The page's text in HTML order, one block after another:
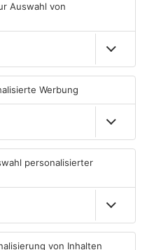
Schwerer Unfall zwischen
Langenselbolder Dreieck und
Hanauer Kreuz
KINZIG-KREIS